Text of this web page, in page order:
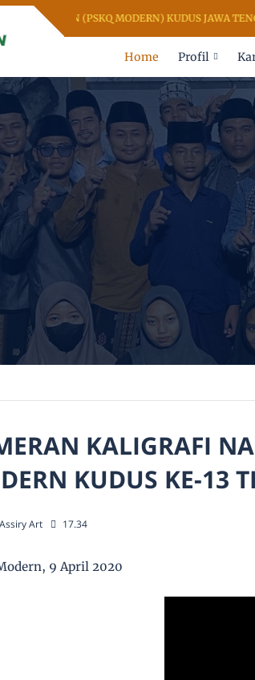
QURAN (PSKQ MODERN) KUDUS JAWA
Home Profil
KALIGRAFI
KUDUS KE-13
Assiry Art 17.34
9 April 2020